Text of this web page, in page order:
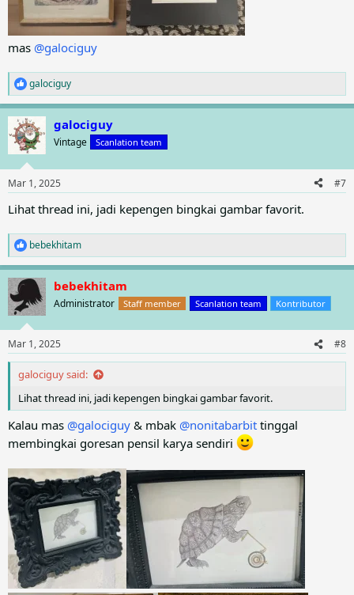
mas @galociguy
R
e
a
c
t
i
n
s
:
galociguy
galociguy
Vintage Scanlation team
Mar 1, 2025 #7
Lihat thread ini, jadi kepengen bingkai gambar favorit.
R
e
a
c
t
i
n
s
:
bebekhitam
bebekhitam
Administrator Staff member Scanlation team Kontributor
Mar 1, 2025 #8
galociguy said:
Lihat thread ini, jadi kepengen bingkai gambar favorit.
Kalau mas @galociguy & mbak @nonitabarbit tinggal
membingkai goresan pensil karya sendiri